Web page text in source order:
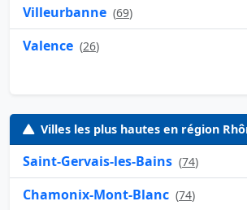
Villeurbanne (69)
Valence (26)
Villes les plus hautes en région
Saint-Gervais-les-Bains (74)
Chamonix-Mont-Blanc (74)